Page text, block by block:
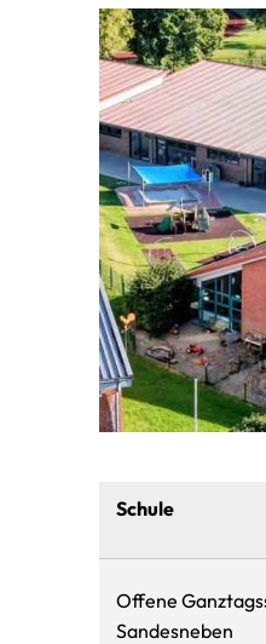
Schule
Offene
Sandesneben